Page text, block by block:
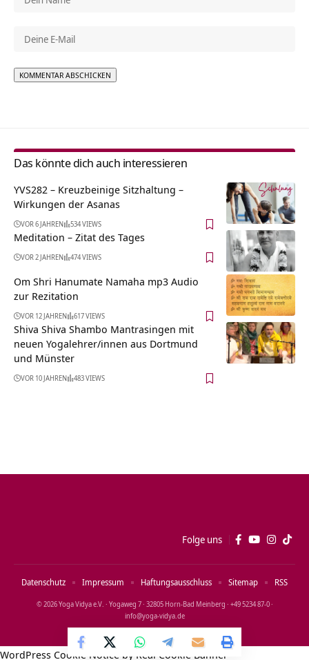
Das könnte dich auch interessieren
YVS282 – Kreuzbeinige Sitzhaltung –
Wirkungen der Asanas
VOR 6 JAHREN 534 VIEWS
Meditation – Zitat des Tages
VOR 2 JAHREN 474 VIEWS
Om Shri Hanumate Namaha mp3 Audio
zur Rezitation
VOR 12 JAHREN 617 VIEWS
Shiva Shiva Shambo Mantrasingen mit
neuen Yogalehrer/innen aus Dortmund
und Münster
VOR 10 JAHREN 483 VIEWS
Folge uns
© 2026 Yoga Vidya e.V. · Yogaweg 7 · 32805 Horn‑Bad Meinberg · +49 5234 87‑0 ·
info@yoga‑vidya.de
Datenschutz Impressum Haftungsausschluss Sitemap RSS
WordPress Cookie Notice by Real Cookie Banner